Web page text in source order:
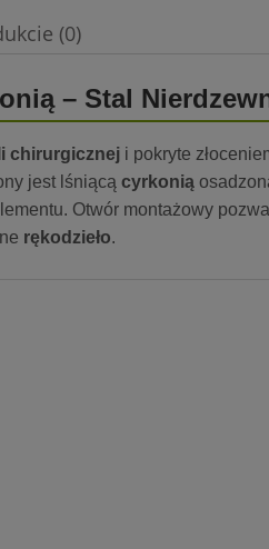
(0)
– Stal
chirurgicznej i pokryte
jest lśniącą cyrkonią
Otwór montażowy
rękodzieło.